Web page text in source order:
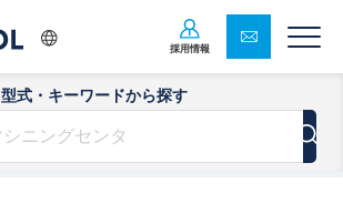
採用情報
型式・キーワードから探す